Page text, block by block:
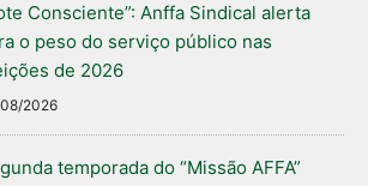
Consciente”: Anffa Sindical alerta
o peso do serviço público nas
de 2026
2026
temporada do “Missão AFFA”